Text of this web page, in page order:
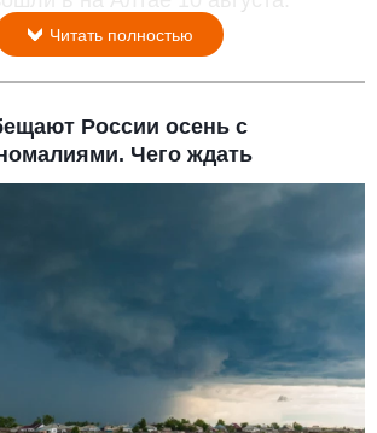
Читать полностью
России осень с
Чего ждать